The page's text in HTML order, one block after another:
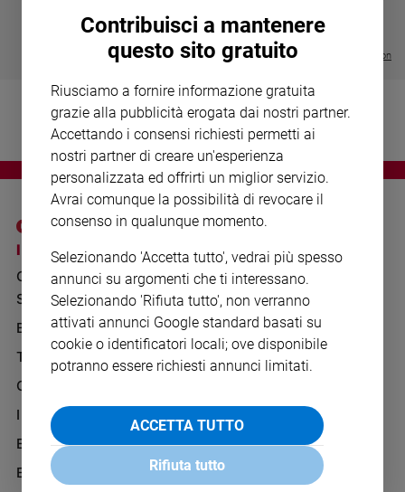
giorno
giorno
Società
e
valori
Ambiente
Creato
Volontariato
Diritti
Aziende
di
valore
- VOL DA 1 AL 5
€ 64,50
Visualizza tutte le collection
I SITI SAN PAOLO
GRUPPO EDITORIALE
SAN PAOLO
BENESSERE
TELENOVA
GAZZETTA D'ALBA
IL GIORNALINO
EDICOLA SAN PAOLO
EDIZIONI SAN PAOLO
NOTE LEGALI
PRIVACY POLICY
INFORMATIVA
WHISTLEBLOWING
SOCIAL
Contribuisci a mantenere
questo sito gratuito
Riusciamo a fornire informazione gratuita
grazie alla pubblicità erogata dai nostri partner.
Accettando i consensi richiesti permetti ai
nostri partner di creare un'esperienza
personalizzata ed offrirti un miglior servizio.
Avrai comunque la possibilità di revocare il
consenso in qualunque momento.
Selezionando 'Accetta tutto', vedrai più spesso
annunci su argomenti che ti interessano.
Selezionando 'Rifiuta tutto', non verranno
attivati annunci Google standard basati su
cookie o identificatori locali; ove disponibile
potranno essere richiesti annunci limitati.
ACCETTA TUTTO
Rifiuta tutto